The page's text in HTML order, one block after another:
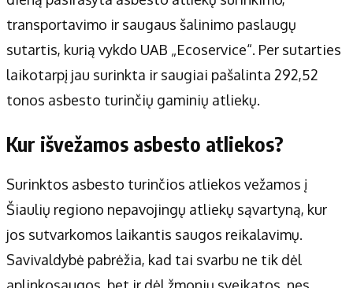
transportavimo ir saugaus šalinimo paslaugų
sutartis, kurią vykdo UAB „Ecoservice“. Per sutarties
laikotarpį jau surinkta ir saugiai pašalinta 292,52
tonos asbesto turinčių gaminių atliekų.
Kur išvežamos asbesto atliekos?
Surinktos asbesto turinčios atliekos vežamos į
Šiaulių regiono nepavojingų atliekų sąvartyną, kur
jos sutvarkomos laikantis saugos reikalavimų.
Savivaldybė pabrėžia, kad tai svarbu ne tik dėl